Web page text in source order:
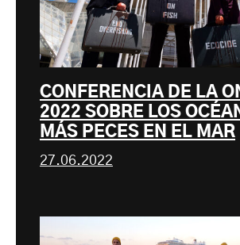
CONFERENCIA DE LA
2022 SOBRE LOS
MÁS PECES EN EL MAR
27.06.2022